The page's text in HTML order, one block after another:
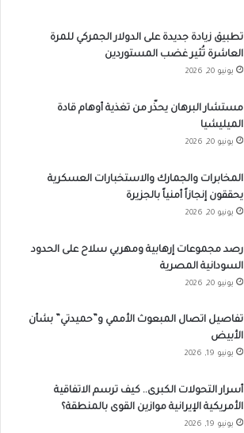
تطبيق زيادة جديدة على الدولار الجمركي للمرة
العاشرة تُثير غضب المستوردين
يونيو 20, 2026
مستشار البرهان يحذّر من تغذية أوهام قادة
الميليشيا
يونيو 20, 2026
المخابرات والجمارك والاستخبارات العسكرية
يحققون إنجازاً أمنياً بالجزيرة
يونيو 20, 2026
رصد مجموعات إرهابية ومهربي سلاح على الحدود
السودانية المصرية
يونيو 20, 2026
تفاصيل اتصال المبعوث الأممي و”حميدتي” بشأن
الأبيض
يونيو 19, 2026
أسرار التحولات الكبرى.. كيف ترسم الاتفاقية
الأمريكية الإيرانية موازين القوى بالمنطقة؟
يونيو 19, 2026